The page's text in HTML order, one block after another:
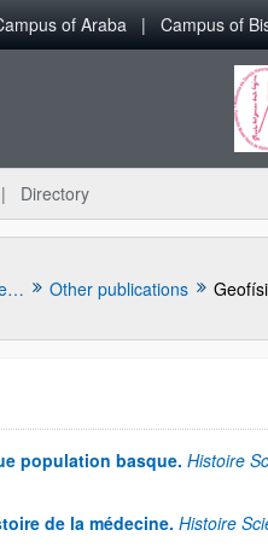
of Araba Campus of
Directory
Basque Museum of the History of Medicine and Science Other publications
population basque. Histoire
de la médecine. Histoire